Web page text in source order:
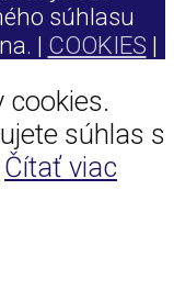
súhlasu
| COOKIES |
cookies.
súhlas s
Čítať viac